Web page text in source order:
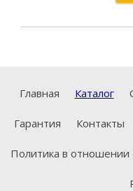
Главная Каталог
Гарантия Контакты
Политика в отношении